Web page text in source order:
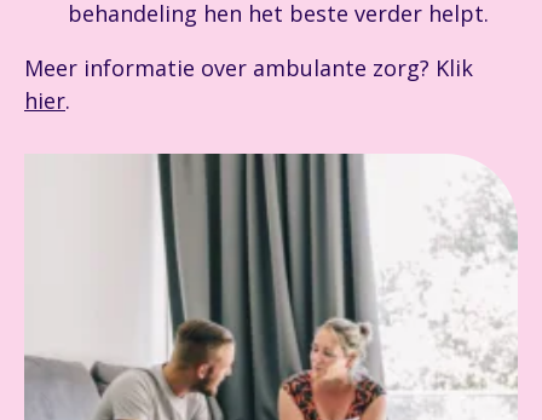
behandeling hen het beste verder helpt.
Meer informatie over ambulante zorg? Klik
hier.